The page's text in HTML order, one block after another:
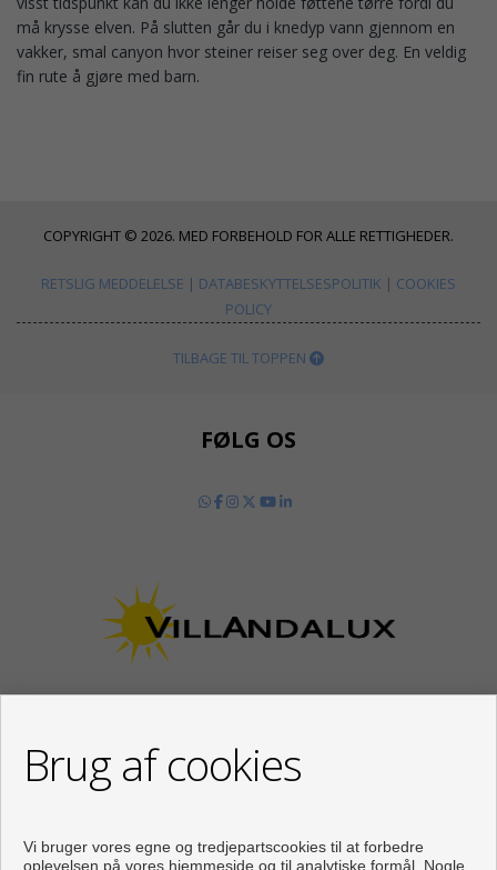
må krysse elven. På slutten går du i knedyp vann gjennom en
vakker, smal canyon hvor steiner reiser seg over deg. En veldig
fin rute å gjøre med barn.
COPYRIGHT © 2026. MED FORBEHOLD FOR ALLE RETTIGHEDER.
RETSLIG MEDDELELSE | DATABESKYTTELSESPOLITIK | COOKIES
POLICY
TILBAGE TIL TOPPEN
FØLG OS
KONTAKTE
Local 3
29780 Nerja (Málaga)
Brug af cookies
Vi bruger vores egne og tredjepartscookies til at forbedre
oplevelsen på vores hjemmeside og til analytiske formål. Nogle